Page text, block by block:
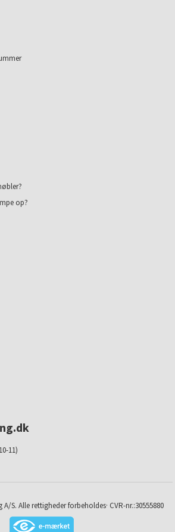
op?
11)
S. Alle rettigheder forbeholdes· CVR-nr.:30555880